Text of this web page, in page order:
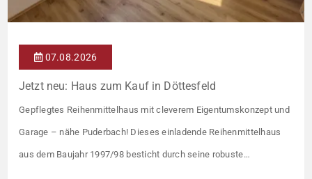
07.08.2026
Jetzt neu: Haus zum Kauf in Döttesfeld
Gepflegtes Reihenmittelhaus mit cleverem Eigentumskonzept und
Garage – nähe Puderbach! Dieses einladende Reihenmittelhaus
aus dem Baujahr 1997/98 besticht durch seine robuste